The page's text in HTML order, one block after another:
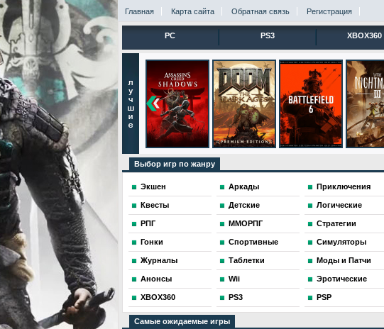
Главная Карта сайта Обратная связь Регистрация
PC PS3 XBOX360
Выбор игр по жанру
Экшен Аркады Приключения
Квесты Детские Логические
РПГ ММОРПГ Стратегии
Гонки Спортивные Симуляторы
Журналы Таблетки Моды и Патчи
Анонсы Wii Эротические
XBOX360 PS3 PSP
Самые ожидаемые игры